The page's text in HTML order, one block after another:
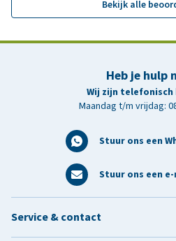
Bekijk alle
Heb je hulp
Wij zijn
Maandag t/m vrijdag:
Stuur ons een
Stuur ons een
Service & contact